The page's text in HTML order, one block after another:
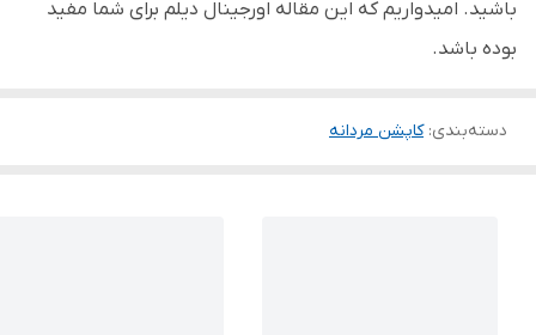
باشید. امیدواریم که این مقاله اورجینال دیلم برای شما مفید
بوده باشد.
دسته‌بندی:کاپشن مردانه